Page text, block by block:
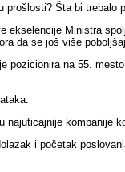
Šta bi trebalo
Ministra
da se još više
je pozicionira na 55.
najuticajnije kompanije
i početak